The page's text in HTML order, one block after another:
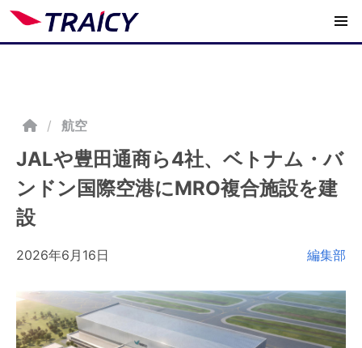
/ 航空
JALや豊田通商ら4社、ベトナム・バ
ンドン国際空港にMRO複合施設を建
設
2026年6月16日 編集部